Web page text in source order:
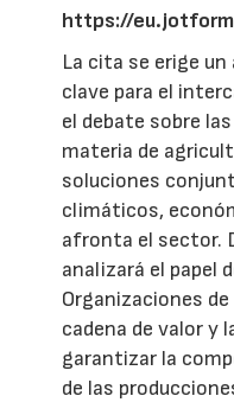
https://
La cita se erige
clave para el
el debate sobre
materia de
soluciones
climáticos,
afronta el sector.
analizará el papel
Organizaciones
cadena de valor y
garantizar la
de las